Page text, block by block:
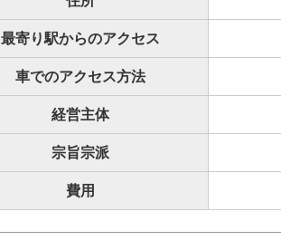
最寄り駅からのアクセス
車でのアクセス方法
経営主体
宗旨宗派
費用